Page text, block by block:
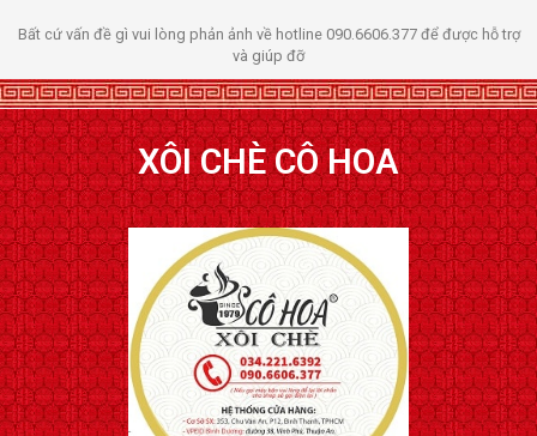
Bất cứ vấn đề gì vui lòng phản ảnh về hotline 090.6606.377 để được hỗ trợ
và giúp đỡ
XÔI CHÈ CÔ HOA